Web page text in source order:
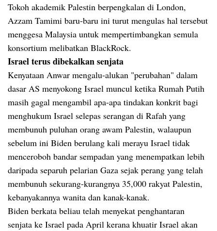
Tokoh akademik Palestin berpengkalan di London,
Azzam Tamimi baru-baru ini turut mengulas hal tersebut
menggesa Malaysia untuk mempertimbangkan semula
konsortium melibatkan BlackRock.
Israel terus dibekalkan senjata
Kenyataan Anwar mengalu-alukan "perubahan" dalam
dasar AS menyokong Israel muncul ketika Rumah Putih
masih gagal mengambil apa-apa tindakan konkrit bagi
menghukum Israel selepas serangan di Rafah yang
membunuh puluhan orang awam Palestin, walaupun
sebelum ini Biden berulang kali merayu Israel tidak
menceroboh bandar sempadan yang menempatkan lebih
daripada separuh pelarian Gaza sejak perang yang telah
membunuh sekurang-kurangnya 35,000 rakyat Palestin,
kebanyakannya wanita dan kanak-kanak.
Biden berkata beliau telah menyekat penghantaran
senjata ke Israel pada April kerana khuatir Israel akan